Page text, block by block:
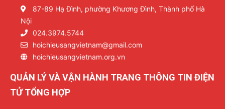
87-89 Hạ Đình, phường Khương Đình, Thành phố Hà
Nội
024.3974.5744
hoichieusangvietnam@gmail.com
hoichieusangvietnam.org.vn
QUẢN LÝ VÀ VẬN HÀNH TRANG THÔNG TIN ĐIỆN
TỬ TỔNG HỢP